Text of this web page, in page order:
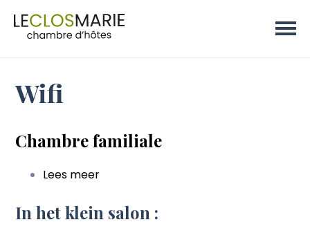
Wifi
Chambre familiale
Lees meer
familiale
In het klein salon :